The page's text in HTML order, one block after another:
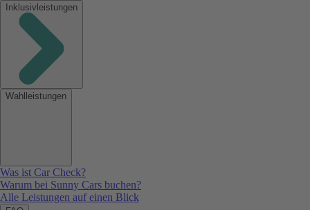
Inklusivleistungen
Wahlleistungen
Was ist Car Check?
Warum bei Sunny Cars buchen?
Alle Leistungen auf einen Blick